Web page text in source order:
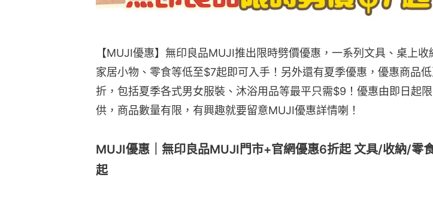
【MUJI優惠】無印良品MUJI推出限時劈價優惠，一系列文具、桌上收
家居小物、零食等低至$7起即可入手！另外還有夏季優惠，優惠商品
折，包括夏季各式男女服裝、沐浴用品等最平只需$9！優惠由即日起
供，商品數量有限，有興趣就要留意MUJI優惠詳情喇！
MUJI優惠｜無印良品MUJI門市+官網優惠6折起 文具/收納/零
起